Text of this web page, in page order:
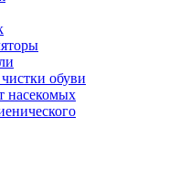
обуви
насекомых